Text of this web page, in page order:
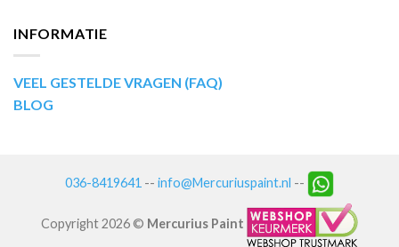
INFORMATIE
VEEL GESTELDE VRAGEN (FAQ)
BLOG
036-8419641 -- info@Mercuriuspaint.nl --
Copyright 2026 © Mercurius Paint